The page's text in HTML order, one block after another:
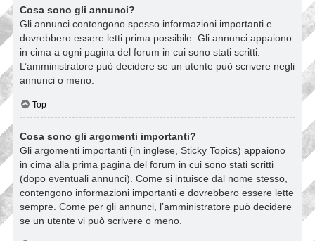
Cosa sono gli annunci?
Gli annunci contengono spesso informazioni importanti e
dovrebbero essere letti prima possibile. Gli annunci appaiono
in cima a ogni pagina del forum in cui sono stati scritti.
L’amministratore può decidere se un utente può scrivere negli
annunci o meno.
Top
Cosa sono gli argomenti importanti?
Gli argomenti importanti (in inglese, Sticky Topics) appaiono
in cima alla prima pagina del forum in cui sono stati scritti
(dopo eventuali annunci). Come si intuisce dal nome stesso,
contengono informazioni importanti e dovrebbero essere lette
sempre. Come per gli annunci, l’amministratore può decidere
se un utente vi può scrivere o meno.